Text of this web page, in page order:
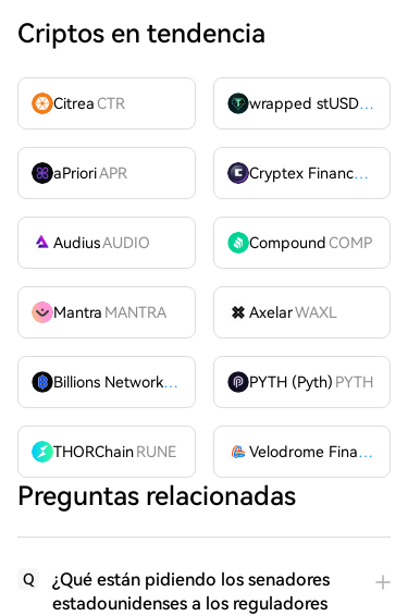
Criptos en tendencia
CitreaCTR wrapped stUSDT
aPrioriAPR Cryptex FinanceCTX
AudiusAUDIO CompoundCOMP
Mantra MANTRA AxelarWAXL
Billions Network
BILL PYTH (Pyth) PYTH
THORChainRUNE Velodrome Finance
Preguntas relacionadas
Q
¿Qué están pidiendo los senadores
estadounidenses a los reguladores